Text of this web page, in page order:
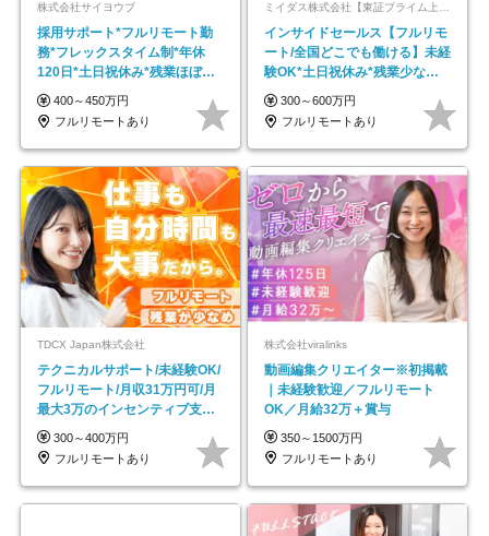
株式会社サイヨウブ
採用サポート*フルリモート勤
務*フレックスタイム制*年休
120日*土日祝休み*残業ほぼな
し*育児中社員8割以上
400～450万円
フルリモートあり
ミイダス株式会社【東証プライム上場パーソルグループ】
インサイドセールス【フルリモ
ート/全国どこでも働ける】未経
験OK*土日祝休み*残業少なめ*
在宅勤務手当あり
300～600万円
フルリモートあり
TDCX Japan株式会社
テクニカルサポート/未経験OK/
フルリモート/月収31万円可/月
最大3万のインセンティブ支給/
平均年齢33歳
300～400万円
フルリモートあり
株式会社viralinks
動画編集クリエイター※初掲載
｜未経験歓迎／フルリモート
OK／月給32万＋賞与
350～1500万円
フルリモートあり